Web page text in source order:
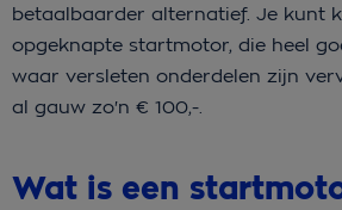
betaalbaarder alternatief. Je kunt
opgeknapte startmotor, die heel
waar versleten onderdelen zijn
al gauw zo'n € 100,-.
Wat is een